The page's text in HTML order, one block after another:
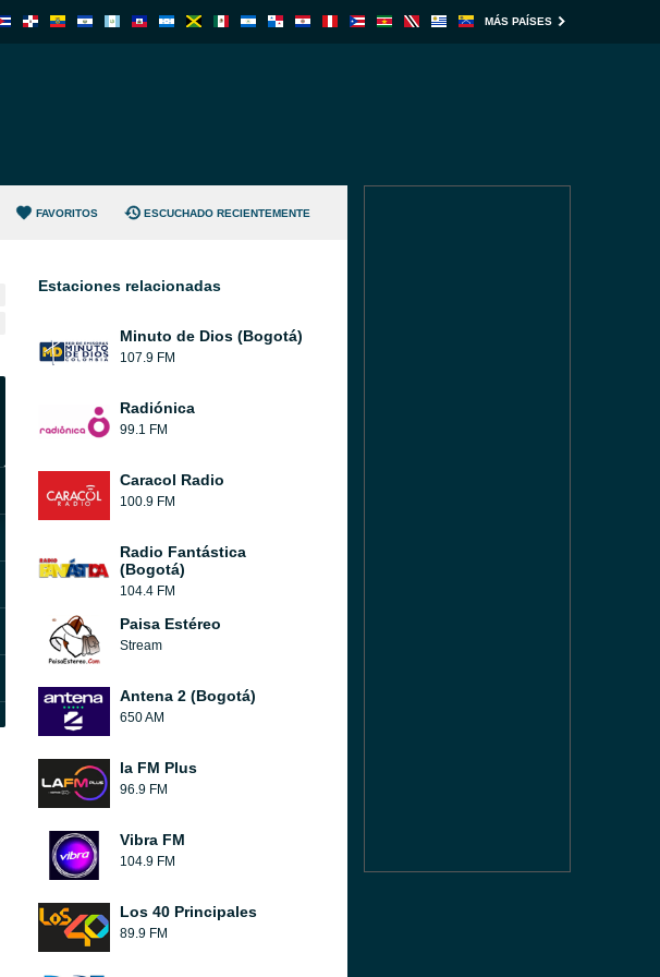
MÁS PAÍSES
FAVORITOS ESCUCHADO RECIENTEMENTE
Estaciones relacionadas
Minuto de Dios (Bogotá)
107.9 FM
Radiónica
99.1 FM
Caracol Radio
100.9 FM
Radio Fantástica
(Bogotá)
104.4 FM
Paisa Estéreo
Stream
Antena 2 (Bogotá)
650 AM
la FM Plus
96.9 FM
Vibra FM
104.9 FM
Los 40 Principales
89.9 FM